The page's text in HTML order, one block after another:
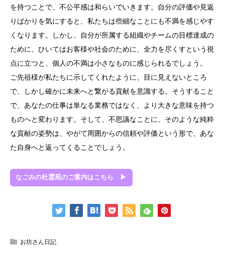
を持つことで、不公平感は和らいでいきます。自分の評価や見返
りばかりを気にすると、私たちは些細なことにも不満を感じやす
くなります。しかし、自分が所属する組織やチームの目標達成の
ために、ひいてはお客様や社会のために、全力を尽くすという視
点に立つと、個人の不満は小さなものに感じられるでしょう。
ご先祖様が私たちに示してくれたように、目に見えないところ
で、しかし確かに未来へと繋がる貢献を意識する。そうすること
で、あなたの仕事は単なる業務ではなく、より大きな意味を持つ
ものへと変わります。そして、不思議なことに、そのような純粋
な貢献の姿勢は、やがて周囲からの信頼や評価という形で、あな
た自身へと返ってくることでしょう。
なごみの杜霊苑のご案内はこちら ▶
お坊さん日記